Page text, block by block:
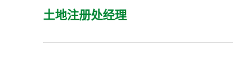
土地注册处经理